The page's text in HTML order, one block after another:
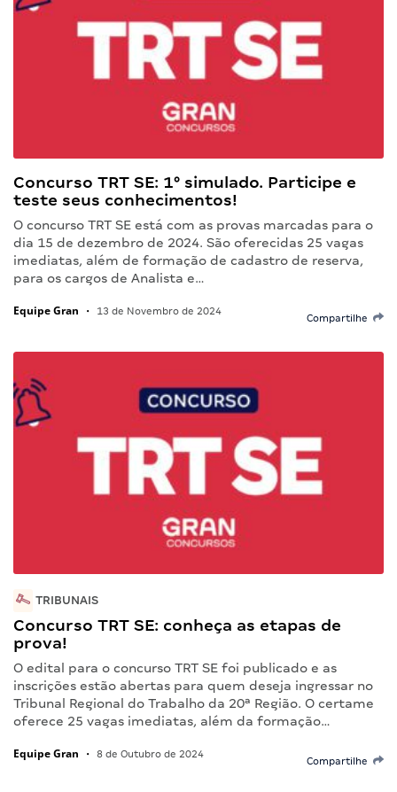
Concurso TRT SE: 1° simulado. Participe e
teste seus conhecimentos!
O concurso TRT SE está com as provas marcadas para o
dia 15 de dezembro de 2024. São oferecidas 25 vagas
imediatas, além de formação de cadastro de reserva,
para os cargos de Analista e…
Equipe Gran • 13 de Novembro de 2024
Compartilhe
TRIBUNAIS
Concurso TRT SE: conheça as etapas de
prova!
O edital para o concurso TRT SE foi publicado e as
inscrições estão abertas para quem deseja ingressar no
Tribunal Regional do Trabalho da 20ª Região. O certame
oferece 25 vagas imediatas, além da formação…
Equipe Gran • 8 de Outubro de 2024
Compartilhe